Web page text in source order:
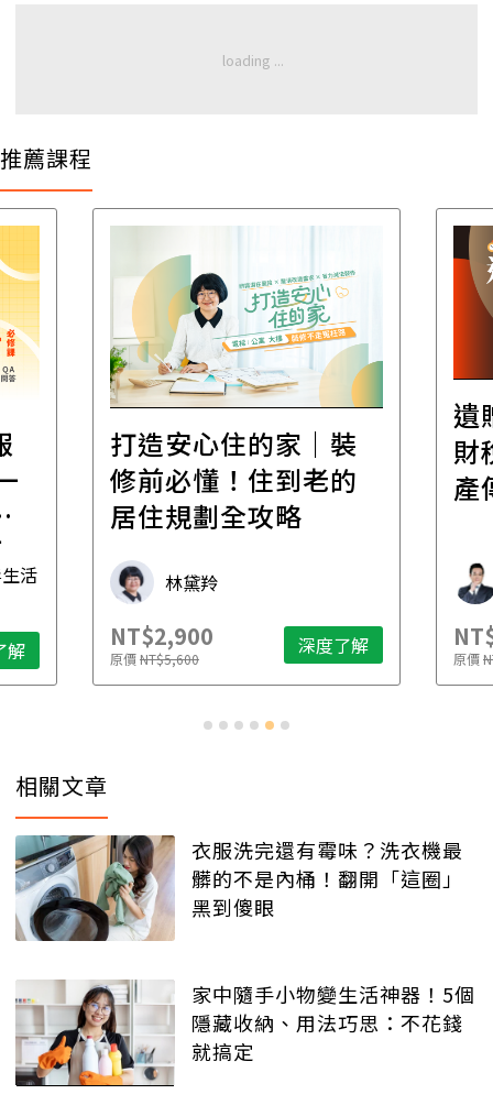
推薦課程
活
解
打造安心住的家｜裝
修前必懂！住到老的
居住規劃全攻略
林黛羚
NT$2,900
原價NT$5,600 深度了解
遺
財
產
原價
相關文章
衣服洗完還有霉味？洗衣機最
髒的不是內桶！翻開「這圈」
黑到傻眼
家中隨手小物變生活神器！5個
隱藏收納、用法巧思：不花錢
就搞定